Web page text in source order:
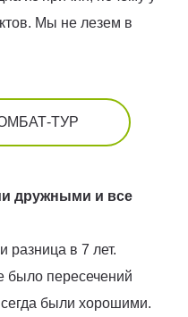
Мы не лезем в
ТУР
дружными и все
разница в 7 лет.
было пересечений
были хорошими.